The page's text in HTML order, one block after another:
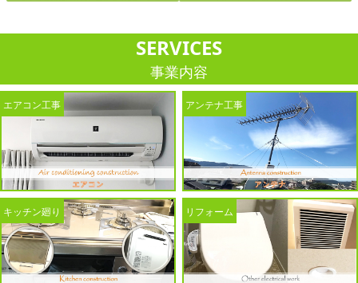
SERVICES
事業内容
エアコン工事 アンテナ工事
キッチン廻り リフォーム